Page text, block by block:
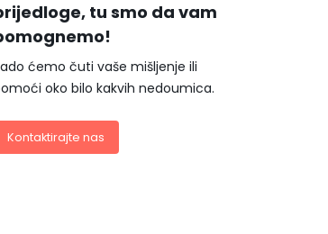
tu smo da vam
ćemo čuti vaše mišljenje ili
oko bilo kakvih nedoumica.
Kontaktirajte nas